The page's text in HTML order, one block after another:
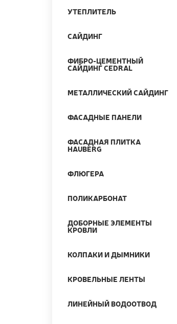
УТЕПЛИТЕЛЬ
САЙДИНГ
ФИБРО-ЦЕМЕНТНЫЙ
САЙДИНГ CEDRAL
МЕТАЛЛИЧЕСКИЙ САЙДИНГ
ФАСАДНЫЕ ПАНЕЛИ
ФАСАДНАЯ ПЛИТКА
HAUBERG
ФЛЮГЕРА
ПОЛИКАРБОНАТ
ДОБОРНЫЕ ЭЛЕМЕНТЫ
КРОВЛИ
КОЛПАКИ И ДЫМНИКИ
КРОВЕЛЬНЫЕ ЛЕНТЫ
ЛИНЕЙНЫЙ ВОДООТВОД